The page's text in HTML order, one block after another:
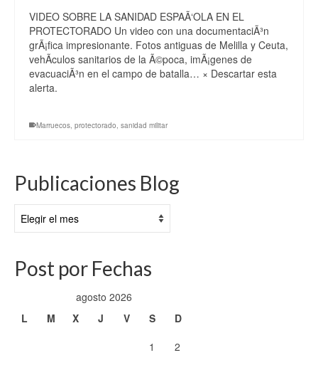
VIDEO SOBRE LA SANIDAD ESPAÃ‘OLA EN EL
PROTECTORADO Un video con una documentaciÃ³n
grÃ¡fica impresionante. Fotos antiguas de Melilla y Ceuta,
vehÃ­culos sanitarios de la Ã©poca, imÃ¡genes de
evacuaciÃ³n en el campo de batalla… × Descartar esta
alerta.
Marruecos, protectorado, sanidad militar
Publicaciones Blog
Blog
Post por Fechas
agosto 2026
L
M X J V S
D
1
2